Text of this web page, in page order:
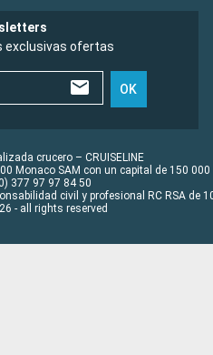
exclusivas ofertas
OK
crucero – CRUISELINE
Monaco SAM con un capital de 150 000
377 97 97 84 50
civil y profesional RC RSA de
- all rights reserved